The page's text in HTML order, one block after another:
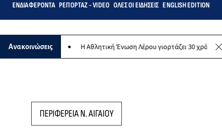
ΕΝΔΙΑΦΈΡΟΝΤΑ ΡΕΠΟΡΤΆΖ - VIDEO ΌΛΕΣ ΟΙ ΕΙΔΉΣΕΙΣ ENGLISH EDITION
Ανακοινώσεις
σκοπό Η Αθλητική Ένωση Λέρου γιορτάζει 30 χρόνια
ΠΕΡΙΦΕΡΕΙΑ Ν. ΑΙΓΑΙΟΥ